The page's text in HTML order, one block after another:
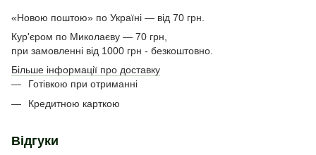
«Новою поштою» по Україні — від 70 грн.
Кур'єром по Миколаєву — 70 грн,
при замовленні від 1000 грн - безкоштовно.
Більше інформації про доставку
Готівкою при отриманні
Кредитною карткою
Відгуки